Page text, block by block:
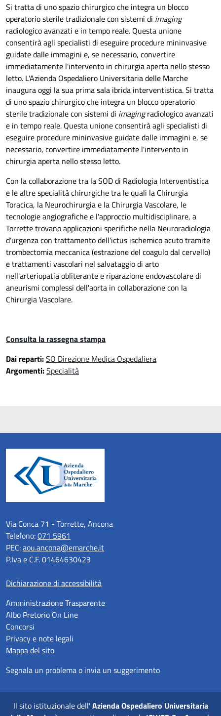
Si tratta di uno spazio chirurgico che integra un blocco
operatorio sterile tradizionale con sistemi di imaging
radiologico avanzati e in tempo reale. Questa unione
consentirà agli specialisti di eseguire procedure mininvasive
guidate dalle immagini e, se necessario, convertire
immediatamente l'intervento in chirurgia aperta nello stesso
letto. L'Azienda Ospedaliero Universitaria delle Marche
inaugura oggi la sua prima sala ibrida interventistica. Si tratta
di uno spazio chirurgico che integra un blocco operatorio
sterile tradizionale con sistemi di imagingradiologico avanzati
e in tempo reale. Questa unione consentirà agli specialisti di
eseguire procedure mininvasive guidate dalle immagini e, se
necessario, convertire immediatamente l'intervento in
chirurgia aperta nello stesso letto.
Con la collaborazione tra la SOD di Radiologia Interventistica
e le altre specialità chirurgiche tra lequali la Chirurgia
Toracica, la Neurochirurgia e la Chirurgia Vascolare, le
tecnologie angiografiche e l'approccio multidisciplinare, a
Torrette trovano applicazioni specifiche nella Neuroradiologia
d'urgenza con trattamento dell'ictus ischemico acuto tramite
trombectomia meccanica (estrazione del coagulo dal cervello)
e trattamenti vascolari nel salvataggio di arto
nell'arteriopatia obliterante e riparazione endovascolare di
aneurismi complessi dell'aorta in collaborazione con la
Chirurgia Vascolare.
Consulta la rassegna stampa
Dai reparti:SO Direzione Medica Ospedaliera
Argomenti:Specialità
Via Conca 71 - Torrette, Ancona
Telefono:071 5961
PEC:aou.ancona@emarche.it
P.Iva e C.F. 01464630423
Dichiarazione di accessibilità
Amministrazione Trasparente
Albo Pretorio On Line
Concorsi
Privacy e note legali
Mappa del sito
Segnala un problema o invia un suggerimento
Il sito istituzionale dell'Azienda Ospedaliero Universitaria